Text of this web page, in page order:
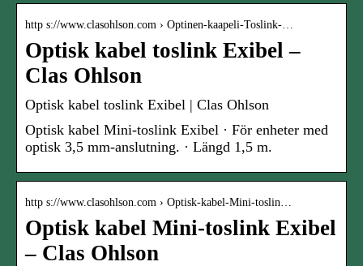
http s://www.clasohlson.com › Optinen-kaapeli-Toslink-…
Optisk kabel toslink Exibel –
Clas Ohlson
Optisk kabel toslink Exibel | Clas Ohlson
Optisk kabel Mini-toslink Exibel · För enheter med
optisk 3,5 mm-anslutning. · Längd 1,5 m.
http s://www.clasohlson.com › Optisk-kabel-Mini-toslin…
Optisk kabel Mini-toslink Exibel
– Clas Ohlson